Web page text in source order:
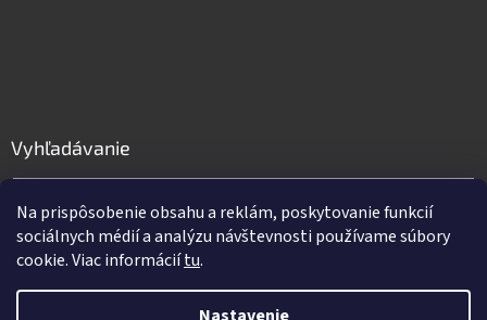
Na prispôsobenie obsahu a reklám, poskytovanie funkcií
sociálnych médií a analýzu návštevnosti používame súbory
cookie. Viac informáciítu.
Vyhľadávanie
HĽADAŤ